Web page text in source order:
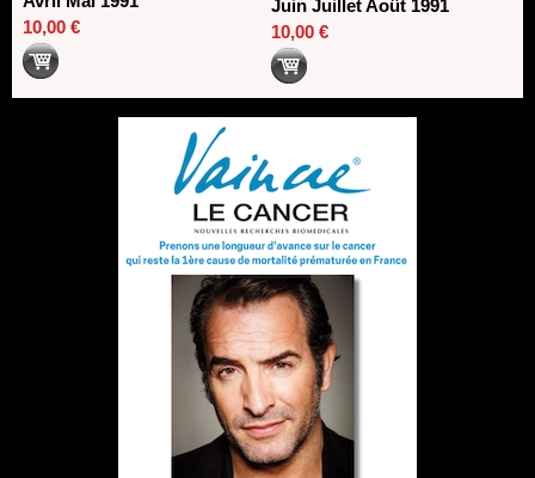
10,00 €
Juin Juillet Août 1991
10,00 €